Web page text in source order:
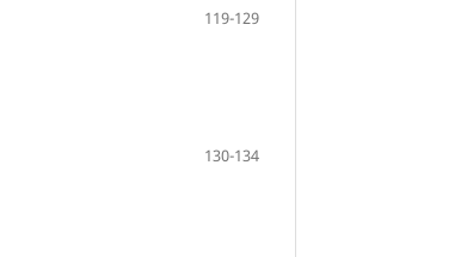
119-129
130-134